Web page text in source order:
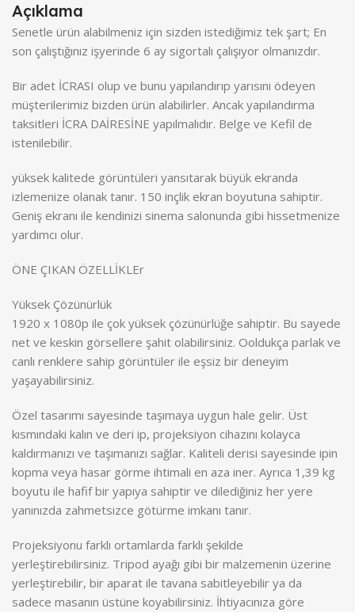
Açıklama
Senetle ürün alabilmeniz için sizden istediğimiz tek şart; En
son çalıştığınız işyerinde 6 ay sigortalı çalışıyor olmanızdır.
Bir adet İCRASI olup ve bunu yapılandırıp yarısını ödeyen
müşterilerimiz bizden ürün alabilirler. Ancak yapılandırma
taksitleri İCRA DAİRESİNE yapılmalıdır. Belge ve Kefil de
istenilebilir.
yüksek kalitede görüntüleri yansıtarak büyük ekranda
izlemenize olanak tanır. 150 inçlik ekran boyutuna sahiptir.
Geniş ekranı ile kendinizi sinema salonunda gibi hissetmenize
yardımcı olur.
ÖNE ÇIKAN ÖZELLİKLEr
Yüksek Çözünürlük
1920 x 1080p ile çok yüksek çözünürlüğe sahiptir. Bu sayede
net ve keskin görsellere şahit olabilirsiniz. Ooldukça parlak ve
canlı renklere sahip görüntüler ile eşsiz bir deneyim
yaşayabilirsiniz.
Özel tasarımı sayesinde taşımaya uygun hale gelir. Üst
kısmındaki kalın ve deri ip, projeksiyon cihazını kolayca
kaldırmanızı ve taşımanızı sağlar. Kaliteli derisi sayesinde ipin
kopma veya hasar görme ihtimali en aza iner. Ayrıca 1,39 kg
boyutu ile hafif bir yapıya sahiptir ve dilediğiniz her yere
yanınızda zahmetsizce götürme imkanı tanır.
Projeksiyonu farklı ortamlarda farklı şekilde
yerleştirebilirsiniz. Tripod ayağı gibi bir malzemenin üzerine
yerleştirebilir, bir aparat ile tavana sabitleyebilir ya da
sadece masanın üstüne koyabilirsiniz. İhtiyacınıza göre